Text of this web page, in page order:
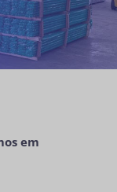
em